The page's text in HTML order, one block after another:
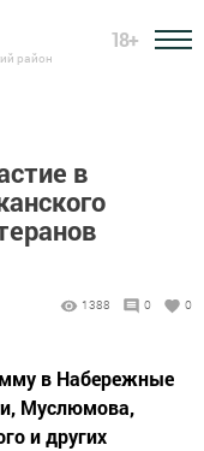
район
18+
в
1388 0 0
в Набережные
Муслюмова,
и других